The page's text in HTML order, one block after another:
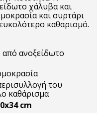
χάλυβα και
και συρτάρι
καθαρισμό.
ανοξείδωτο
του
καθάρισμα
cm